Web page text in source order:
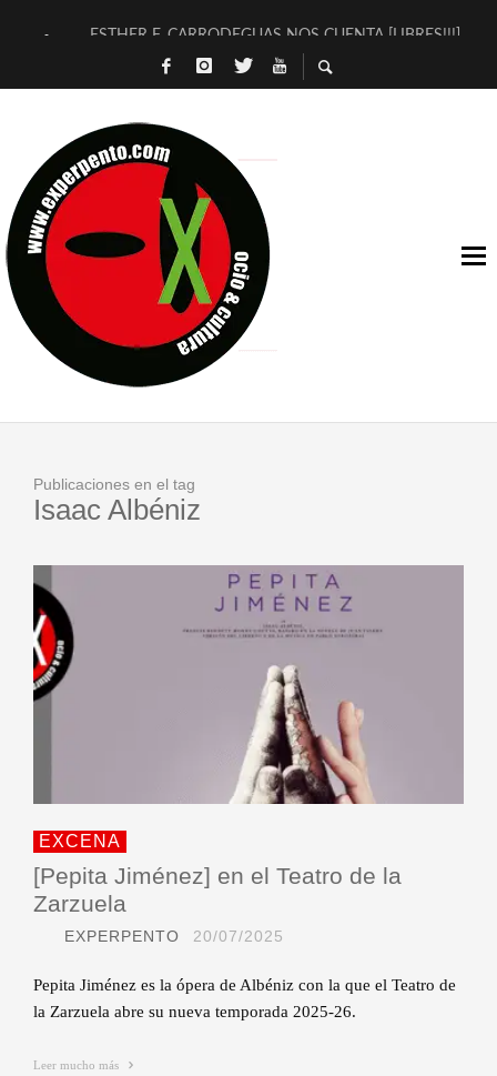
ESTHER F. CARRODEGUAS NOS CUENTA [LIBRES!!!]
[TERRA DE GUAPES] DE SANDRA MONFORT
TIMBRE 4, LA ESCUELA DEL DIRECTOR TEATRAL CLAUDIO
30 AÑOS (NO ES NADA) DE LA KATARSIS DEL TOMATAZO
MILITARES JUDÍAS EN #EXVITA
D’BALDOMEROS REINVENTAN [BITÁCORA 3.0] EN EXVITA
MARSHALL FLASH PRESENTA EN EXVITA [RELATIVA
JOFRE BARDAGÍ EN EXVITA INTERPRETANDO A SERRAT
Publicaciones en el tag
Isaac Albéniz
EXCENA
[Pepita Jiménez] en el Teatro de la
Zarzuela
EXPERPENTO 20/07/2025
Pepita Jiménez es la ópera de Albéniz con la que el Teatro de
la Zarzuela abre su nueva temporada 2025-26.
Leer mucho más